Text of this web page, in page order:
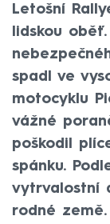
Letošní
lidskou
spadl ve
motocyklu
vážné
poškodil
spánku.
vytrvalostní
rodné země.